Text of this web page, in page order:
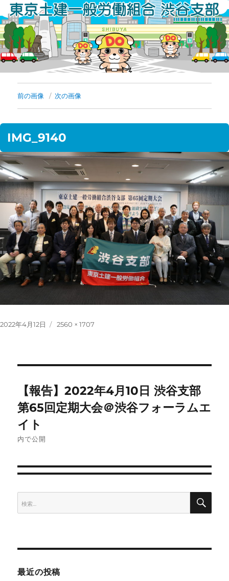
ン
テ
ン
ツ
キ
ッ
プ
前の画像 次の画像
IMG_9140
投
2022年4月12日
フ
ズ
2560 × 1707
稿
ナ
ゲ
ー
【報告】2022年4月10日 渋谷支部
第65回定期大会＠渋谷フォーラムエ
イト
内で公開
検
索:
検
最近の投稿